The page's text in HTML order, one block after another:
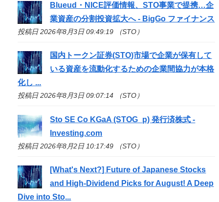
Blueud・NICE評価情報、STO事業で提携…企
業資産の分割投資拡大へ - BigGo ファイナンス
投稿日 2026年8月3日 09:49:19 （STO）
国内トークン証券(STO)市場で企業が保有して
いる資産を流動化するための企業間協力が本格
化し ...
投稿日 2026年8月3日 09:07:14 （STO）
Sto SE Co KGaA (STOG_p) 発行済株式 -
Investing.com
投稿日 2026年8月2日 10:17:49 （STO）
[What's Next?] Future of Japanese Stocks
and High-Dividend Picks for August! A Deep
Dive intoSto...